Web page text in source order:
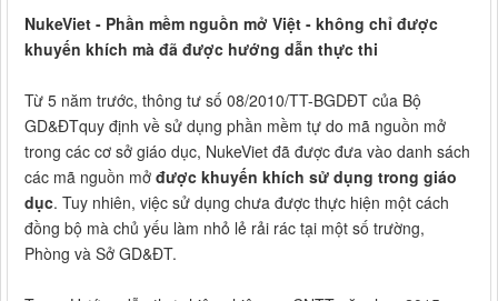
NukeViet - Phần mềm nguồn mở Việt - không chỉ được
khuyến khích mà đã được hướng dẫn thực thi
Từ 5 năm trước, thông tư số 08/2010/TT-BGDĐT của Bộ
GD&ĐTquy định về sử dụng phần mềm tự do mã nguồn mở
trong các cơ sở giáo dục, NukeViet đã được đưa vào danh sách
các mã nguồn mở được khuyến khích sử dụng trong giáo
dục. Tuy nhiên, việc sử dụng chưa được thực hiện một cách
đồng bộ mà chủ yếu làm nhỏ lẻ rải rác tại một số trường,
Phòng và Sở GD&ĐT.